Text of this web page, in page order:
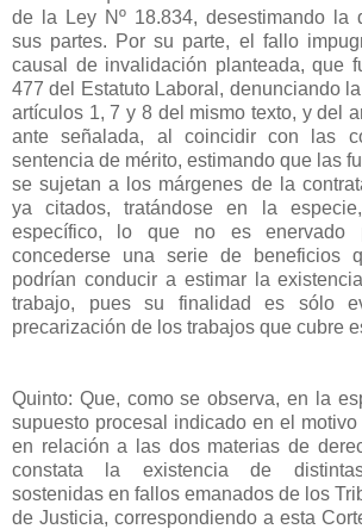
de la Ley Nº 18.834, desestimando la
sus partes. Por su parte, el fallo
causal de invalidación planteada, que
477 del Estatuto Laboral, denunciando
artículos 1, 7 y 8 del mismo texto, y del
ante señalada, al coincidir con las
sentencia de mérito, estimando que las
se sujetan a los márgenes de la
ya citados, tratándose en la
específico, lo que no es
concederse una serie de beneficios
podrían conducir a estimar la
trabajo, pues su finalidad es sólo
precarización de los trabajos que cubre
Quinto: Que, como se observa, en la
supuesto procesal indicado en el motivo
en relación a las dos materias de
constata la existencia de distintas
sostenidas en fallos emanados de los
de Justicia, correspondiendo a esta